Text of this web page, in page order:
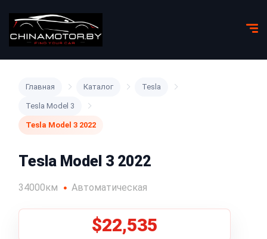
Главная Каталог Tesla
Tesla Model 3
Tesla Model 3 2022
Tesla Model 3 2022
34000км Автоматическая
$22,535